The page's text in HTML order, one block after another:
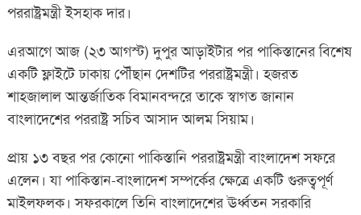
পররাষ্ট্রমন্ত্রী ইসহাক দার।
এরআগে আজ (২৩ আগস্ট) দুপুর আড়াইটার পর পাকিস্তানের বিশেষ
একটি ফ্লাইটে ঢাকায় পৌঁছান দেশটির পররাষ্ট্রমন্ত্রী। হজরত
শাহজালাল আন্তর্জাতিক বিমানবন্দরে তাকে স্বাগত জানান
বাংলাদেশের পররাষ্ট্র সচিব আসাদ আলম সিয়াম।
প্রায় ১৩ বছর পর কোনো পাকিস্তানি পররাষ্ট্রমন্ত্রী বাংলাদেশ সফরে
এলেন। যা পাকিস্তান-বাংলাদেশ সম্পর্কের ক্ষেত্রে একটি গুরুত্বপূর্ণ
মাইলফলক। সফরকালে তিনি বাংলাদেশের ঊর্ধ্বতন সরকারি